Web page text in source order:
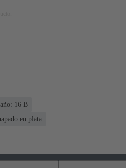
16 B
en plata